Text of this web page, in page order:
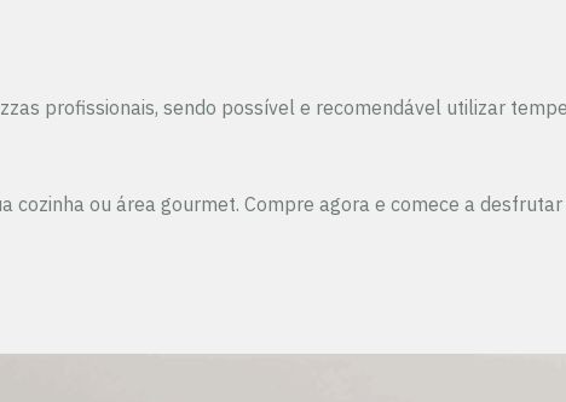
profissionais, sendo possível e recomendável utilizar
ou área gourmet. Compre agora e comece a